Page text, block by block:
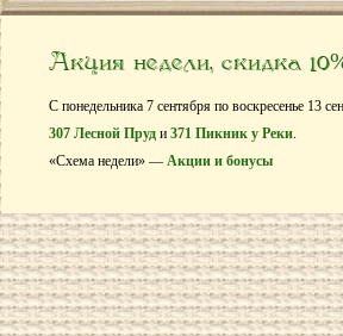
Акция недели, скидка
С понедельника 7 сентября по воскресенье 13
307 Лесной Пруд и 371 Пикник у Реки.
«Схема недели» — Акции и бонусы